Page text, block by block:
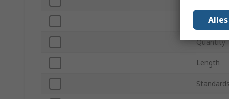
Thread
Quantity
Length